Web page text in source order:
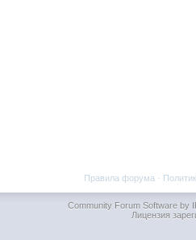
Правила форума ·
Community Forum Software by
Лицензия